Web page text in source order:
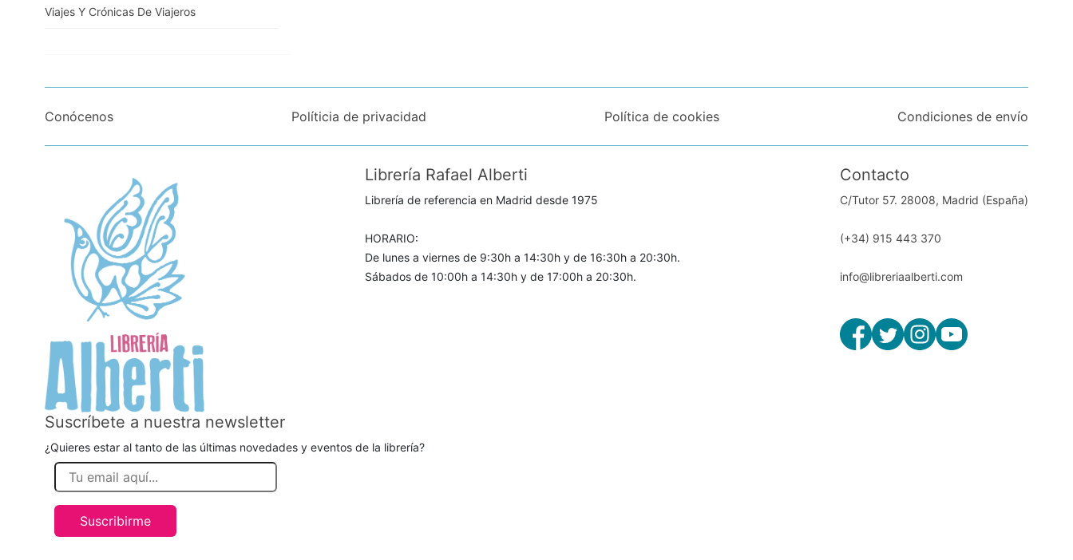
Viajes Y Crónicas De Viajeros
Conócenos Políticia de privacidad Política de cookies Condiciones de envío
Librería Rafael Alberti
Librería de referencia en Madrid desde 1975
HORARIO:
De lunes a viernes de 9:30h a 14:30h y de 16:30h a 20:30h.
Sábados de 10:00h a 14:30h y de 17:00h a 20:30h.
Contacto
C/Tutor 57. 28008, Madrid (España)
(+34) 915 443 370
info@libreriaalberti.com
Suscríbete a nuestra newsletter
¿Quieres estar al tanto de las últimas novedades y eventos de la librería?
Suscribirme